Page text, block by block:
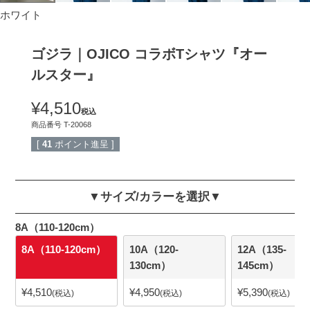
ホワイト
ゴジラ｜OJICO コラボTシャツ『オー
ルスター』
¥4,510税込
商品番号 T-20068
[ 41 ポイント進呈 ]
▼サイズ/カラーを選択▼
8A（110-120cm）
8A（110-120cm）
¥4,510 税込
10A（120-
130cm）
¥4,950 税込
12A（135-
145cm）
¥5,390 税込